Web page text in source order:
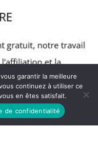
garantir la meilleure
continuez à utiliser ce
en êtes satisfait.
de confidentialité